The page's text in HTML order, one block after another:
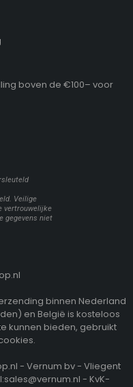
boven de €100– voor
Veilige
vertrouwelijke
gegevens niet
binnen Nederland
en België is kosteloos
kunnen bieden, gebruikt
- Vernum bv - Vliegent
- KvK-